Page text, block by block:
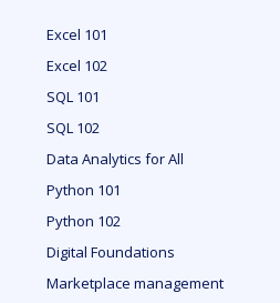
Excel 101
Excel 102
SQL 101
SQL 102
Data Analytics for All
Python 101
Python 102
Digital Foundations
Marketplace management